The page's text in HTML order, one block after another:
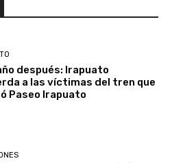
después: Irapuato
a las víctimas del tren que
Paseo Irapuato